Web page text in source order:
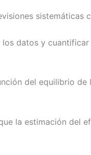
sistemáticas
datos y
del equilibrio
la estimación del